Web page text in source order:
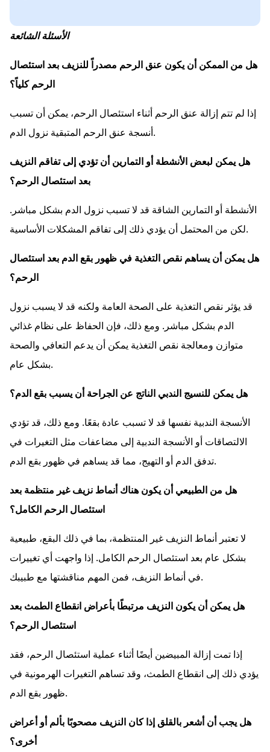
الأسئلة الشائعة
هل من الممكن أن يكون عنق الرحم مصدراً للنزيف بعد استئصال
الرحم كلياً؟
إذا لم تتم إزالة عنق الرحم أثناء استئصال الرحم، يمكن أن تسبب
أنسجة عنق الرحم المتبقية نزول الدم.
هل يمكن لبعض الأنشطة أو التمارين أن تؤدي إلى تفاقم النزيف
بعد استئصال الرحم؟
الأنشطة أو التمارين الشاقة قد لا تسبب نزول الدم بشكل مباشر.
لكن من المحتمل أن يؤدي ذلك إلى تفاقم المشكلات الأساسية.
هل يمكن أن يساهم نقص التغذية في ظهور بقع الدم بعد استئصال
الرحم؟
قد يؤثر نقص التغذية على الصحة العامة ولكنه قد لا يسبب نزول
الدم بشكل مباشر. ومع ذلك، فإن الحفاظ على نظام غذائي
متوازن ومعالجة نقص التغذية يمكن أن يدعم التعافي والصحة
بشكل عام.
هل يمكن للنسيج الندبي الناتج عن الجراحة أن يسبب بقع الدم؟
الأنسجة الندبية نفسها قد لا تسبب عادة بقعًا. ومع ذلك، قد تؤدي
الالتصاقات أو الأنسجة الندبية إلى مضاعفات مثل التغيرات في
تدفق الدم أو التهيج، مما قد يساهم في ظهور بقع الدم.
هل من الطبيعي أن يكون هناك أنماط نزيف غير منتظمة بعد
استئصال الرحم الكامل؟
لا تعتبر أنماط النزيف غير المنتظمة، بما في ذلك البقع، طبيعية
بشكل عام بعد استئصال الرحم الكامل. إذا واجهت أي تغييرات
في أنماط النزيف، فمن المهم مناقشتها مع طبيبك.
هل يمكن أن يكون النزيف مرتبطًا بأعراض انقطاع الطمث بعد
استئصال الرحم؟
إذا تمت إزالة المبيضين أيضًا أثناء عملية استئصال الرحم، فقد
يؤدي ذلك إلى انقطاع الطمث، وقد تساهم التغيرات الهرمونية في
ظهور بقع الدم.
هل يجب أن أشعر بالقلق إذا كان النزيف مصحوبًا بألم أو أعراض
أخرى؟